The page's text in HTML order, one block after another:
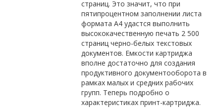
страниц. Это значит, что при
пятипроцентном заполнении листа
формата А4 удастся выполнить
высококачественную печать 2 500
страниц черно-белых текстовых
документов. Емкости картриджа
вполне достаточно для создания
продуктивного документооборота в
рамках малых и средних рабочих
групп. Теперь подробно о
характеристиках принт-картриджа.